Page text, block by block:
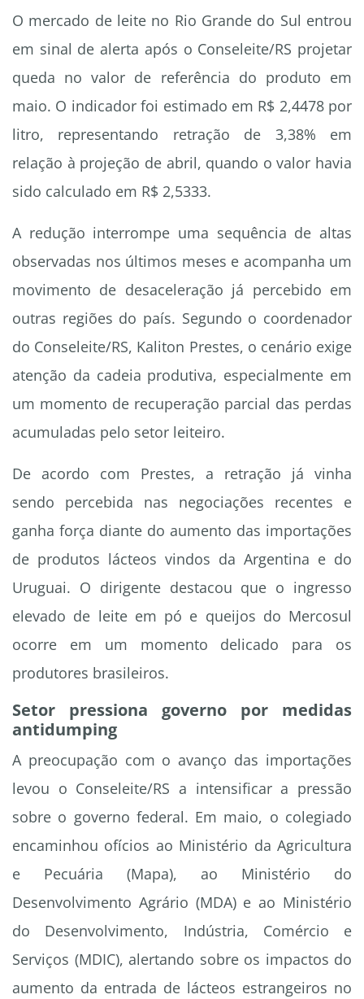
O mercado de leite no Rio Grande do Sul entrou
em sinal de alerta após o Conseleite/RS projetar
queda no valor de referência do produto em
maio. O indicador foi estimado em R$ 2,4478 por
litro, representando retração de 3,38% em
relação à projeção de abril, quando o valor havia
sido calculado em R$ 2,5333.
A redução interrompe uma sequência de altas
observadas nos últimos meses e acompanha um
movimento de desaceleração já percebido em
outras regiões do país. Segundo o coordenador
do Conseleite/RS, Kaliton Prestes, o cenário exige
atenção da cadeia produtiva, especialmente em
um momento de recuperação parcial das perdas
acumuladas pelo setor leiteiro.
De acordo com Prestes, a retração já vinha
sendo percebida nas negociações recentes e
ganha força diante do aumento das importações
de produtos lácteos vindos da Argentina e do
Uruguai. O dirigente destacou que o ingresso
elevado de leite em pó e queijos do Mercosul
ocorre em um momento delicado para os
produtores brasileiros.
Setor pressiona governo por medidas
antidumping
A preocupação com o avanço das importações
levou o Conseleite/RS a intensificar a pressão
sobre o governo federal. Em maio, o colegiado
encaminhou ofícios ao Ministério da Agricultura
e Pecuária (Mapa), ao Ministério do
Desenvolvimento Agrário (MDA) e ao Ministério
do Desenvolvimento, Indústria, Comércio e
Serviços (MDIC), alertando sobre os impactos do
aumento da entrada de lácteos estrangeiros no